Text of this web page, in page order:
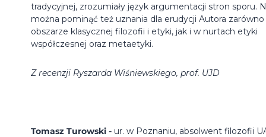
tradycyjnej, zrozumiały język argumentacji stron sporu.
można pominąć też uznania dla erudycji Autora
obszarze klasycznej filozofii i etyki, jak i w nurtach etyki
współczesnej oraz metaetyki.
Z recenzji Ryszarda Wiśniewskiego, prof. UJD
Tomasz Turowski - ur. w Poznaniu, absolwent filozofii